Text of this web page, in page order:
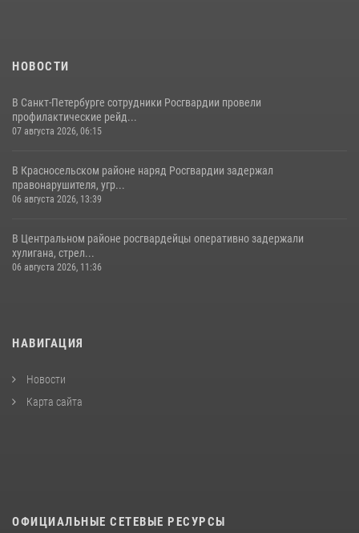
НОВОСТИ
В Санкт-Петербурге сотрудники Росгвардии провели
профилактические рейд...
07 августа 2026, 06:15
В Красносельском районе наряд Росгвардии задержал
правонарушителя, угр...
06 августа 2026, 13:39
В Центральном районе росгвардейцы оперативно задержали
хулигана, стрел...
06 августа 2026, 11:36
НАВИГАЦИЯ
Новости
Карта сайта
ОФИЦИАЛЬНЫЕ СЕТЕВЫЕ РЕСУРСЫ